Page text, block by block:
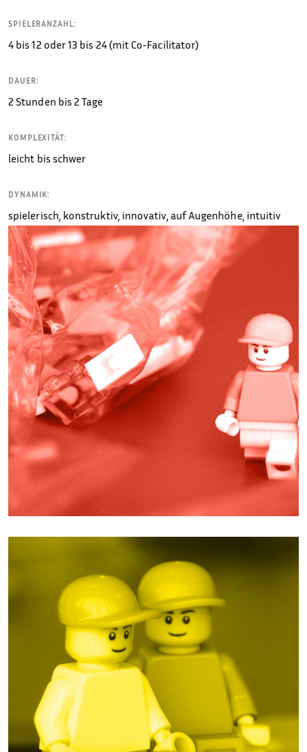
SPIELERANZAHL:
4 bis 12 oder 13 bis 24 (mit Co-Facilitator)
DAUER:
2 Stunden bis 2 Tage
KOMPLEXITÄT:
leicht bis schwer
DYNAMIK:
spielerisch, konstruktiv, innovativ, auf Augenhöhe, intuitiv